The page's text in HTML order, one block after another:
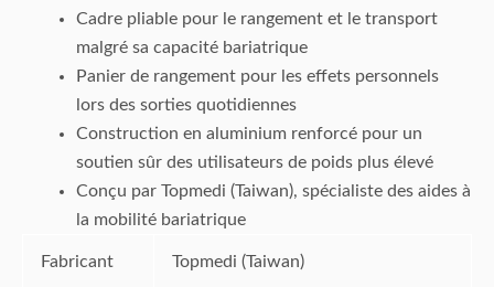
Cadre pliable pour le rangement et le transport
malgré sa capacité bariatrique
Panier de rangement pour les effets personnels
lors des sorties quotidiennes
Construction en aluminium renforcé pour un
soutien sûr des utilisateurs de poids plus élevé
Conçu par Topmedi (Taiwan), spécialiste des aides à
la mobilité bariatrique
Fabricant Topmedi (Taiwan)